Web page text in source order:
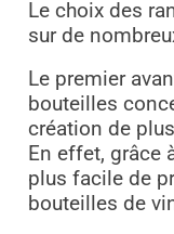
Le choix des
sur de
Le premier
bouteilles
création de
En effet, grâce
plus facile de
bouteilles de